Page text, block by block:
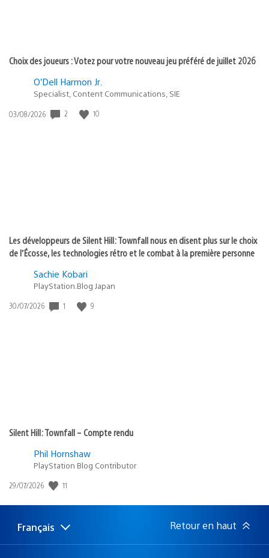
Choix des joueurs : Votez pour votre nouveau jeu préféré de juillet 2026
O’Dell Harmon Jr.
Specialist, Content Communications, SIE
Date
03/08/2026 2 10
Les développeurs de Silent Hill: Townfall nous en disent plus sur le choix
de l’Écosse, les technologies rétro et le combat à la première personne
Sachie Kobari
PlayStation.Blog Japan
Date
30/07/2026 1 9
Silent Hill: Townfall – Compte rendu
Phil Hornshaw
PlayStation Blog Contributor
Date
publication
29/07/2026 11
Choisir
une
Région
actuelle
Français Retour en haut